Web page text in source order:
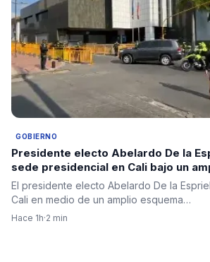
GOBIERNO
Presidente electo Abelardo De la
sede presidencial en Cali bajo un
de seguridad
El presidente electo Abelardo De la
Cali en medio de un amplio esquema…
Hace 1h·2 min